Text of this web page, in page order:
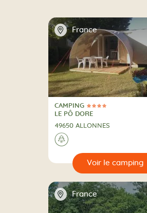
📍 France
4 Étoiles
CAMPING
CAMPING
LE PÔ DORE
49650 ALLONNES
A la campagne
🌲
📍 France